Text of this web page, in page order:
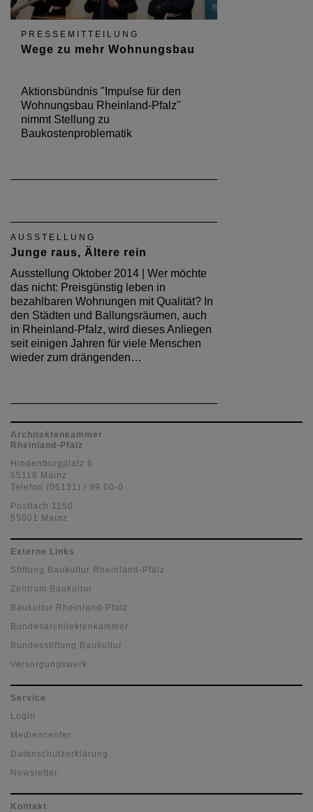
PRESSEMITTEILUNG
Wege zu mehr Wohnungsbau
Aktionsbündnis "Impulse für den
Wohnungsbau Rheinland-Pfalz"
nimmt Stellung zu
Baukostenproblematik
AUSSTELLUNG
Junge raus, Ältere rein
Ausstellung Oktober 2014 | Wer möchte
das nicht: Preisgünstig leben in
bezahlbaren Wohnungen mit Qualität? In
den Städten und Ballungsräumen, auch
in Rheinland-Pfalz, wird dieses Anliegen
seit einigen Jahren für viele Menschen
wieder zum drängenden…
Architektenkammer
Rheinland-Pfalz
Hindenburgplatz 6
55118 Mainz
Telefon (06131) / 99 60-0
Postfach 1150
55001 Mainz
Externe Links
Stiftung Baukultur Rheinland-Pfalz
Zentrum Baukultur
Baukultur Rheinland-Pfalz
Bundesarchitektenkammer
Bundesstiftung Baukultur
Versorgungswerk
Service
Login
Mediencenter
Datenschutzerklärung
Newsletter
Kontakt